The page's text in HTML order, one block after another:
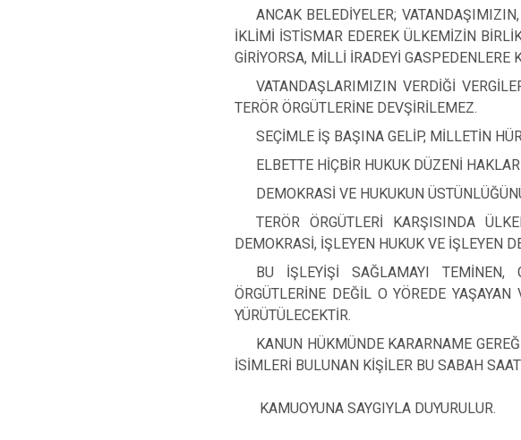
ANCAK BELEDİYELER;
İKLİMİ İSTİSMAR EDEREK ÜLKEMİZİN
GİRİYORSA, MİLLİ İRADEYİ
VATANDAŞLARIMIZIN VERDİĞİ
TERÖR ÖRGÜTLERİNE DEVŞİRİLEMEZ.
SEÇİMLE İŞ BAŞINA GELİP, MİLLETİN
ELBETTE HİÇBİR HUKUK DÜZENİ
DEMOKRASİ VE HUKUKUN
TERÖR ÖRGÜTLERİ KARŞISINDA
DEMOKRASİ, İŞLEYEN HUKUK VE İŞLEYEN
BU İŞLEYİŞİ SAĞLAMAYI TEMİNEN,
ÖRGÜTLERİNE DEĞİL O YÖREDE
YÜRÜTÜLECEKTİR.
KANUN HÜKMÜNDE KARARNAME
İSİMLERİ BULUNAN KİŞİLER BU SABAH
KAMUOYUNA SAYGIYLA DUYURULUR.